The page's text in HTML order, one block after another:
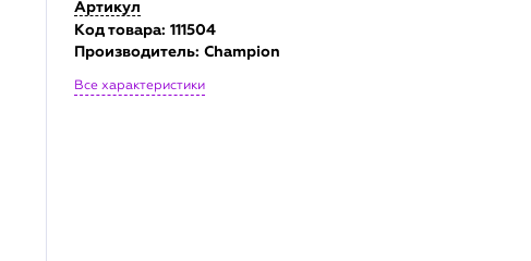
Артикул
Код товара: 111504
Производитель: Champion
Все характеристики